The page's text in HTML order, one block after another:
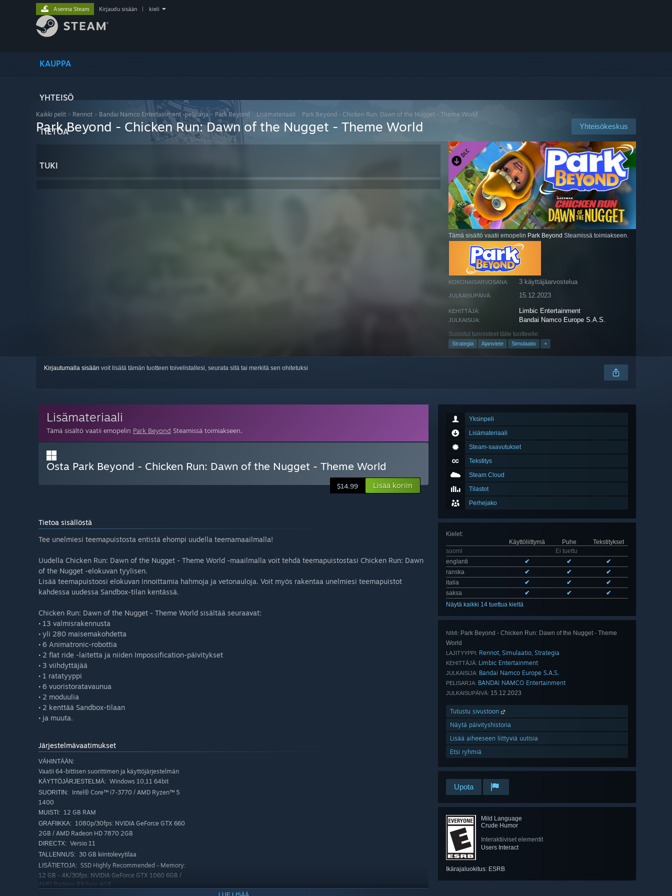
KAUPPA
YHTEISÖ
TIETOA
TUKI
Asenna Steam Kirjaudu sisään kieli
Kaikki pelit > Rennot > Bandai Namco Entertainment -pelisarja> Park Beyond Lisämateriaali Park Beyond - Chicken Run: Dawn of the Nugget - Theme World
Yhteisökeskus
Park Beyond - Chicken Run: Dawn of the Nugget - Theme World
Tämä sisältö vaatii emopelin Park Beyond Steamissä toimiakseen.
KOKONAISARVOSANA: 3 käyttäjäarvostelua
JULKAISUPÄIVÄ: 15.12.2023
KEHITTÄJÄ: Limbic Entertainment
JULKAISIJA: Bandai Namco Europe S.A.S.
Suositut tunnisteet tälle tuotteelle:
Strategia Ajanviete Simulaatio +
Kirjautumalla sisään voit lisätä tämän tuotteen toivelistallesi, seurata sitä tai merkitä sen ohitetuksi
Yksinpeli
Lisämateriaali
Steam-saavutukset
Tekstitys
Steam Cloud
Tilastot
Perhejako
Kielet:
Käyttöliittymä
Puhe
Tekstitykset
suomi
Ei tuettu
englanti
✔ ✔
✔
ranska
✔ ✔
✔
italia
✔ ✔
✔
saksa
✔ ✔
✔
Näytä kaikki 14 tuettua kieltä
NIMI: Park Beyond - Chicken Run: Dawn of the Nugget - Theme
World
LAJITYYPPI: Rennot, Simulaatio, Strategia
KEHITTÄJÄ: Limbic Entertainment
JULKAISIJA: Bandai Namco Europe S.A.S.
PELISARJA: BANDAI NAMCO Entertainment
JULKAISUPÄIVÄ: 15.12.2023
Tutustu sivustoon
Näytä päivityshistoria
Lisää aiheeseen liittyviä uutisia
Etsi ryhmiä
Upota
Mild Language
Crude Humor
Interaktiiviset elementit
Users Interact
Ikärajaluokitus: ESRB
Lisämateriaali
Tämä sisältö vaatii emopelin Park Beyond Steamissä toimiakseen.
Osta Park Beyond - Chicken Run: Dawn of the Nugget - Theme World
$14.99 Lisää koriin
Tietoa sisällöstä
Tee unelmiesi teemapuistosta entistä ehompi uudella teemamaailmalla!
Uudella Chicken Run: Dawn of the Nugget - Theme World -maailmalla voit tehdä teemapuistostasi Chicken Run: Dawn
of the Nugget -elokuvan tyylisen.
Lisää teemapuistoosi elokuvan innoittamia hahmoja ja vetonauloja. Voit myös rakentaa unelmiesi teemapuistot
kahdessa uudessa Sandbox-tilan kentässä.
Chicken Run: Dawn of the Nugget - Theme World sisältää seuraavat:
• 13 valmisrakennusta
• yli 280 maisemakohdetta
• 6 Animatronic-robottia
• 2 flat ride -laitetta ja niiden Impossification-päivitykset
• 3 viihdyttäjää
• 1 ratatyyppi
• 6 vuoristoratavaunua
• 2 moduulia
• 2 kenttää Sandbox-tilaan
• ja muuta.
Järjestelmävaatimukset
VÄHINTÄÄN:
Vaatii 64-bittisen suorittimen ja käyttöjärjestelmän
KÄYTTÖJÄRJESTELMÄ: Windows 10,11 64bit
SUORITIN: Intel® Core™ i7-3770 / AMD Ryzen™ 5
1400
MUISTI: 12 GB RAM
GRAFIIKKA: 1080p/30fps: NVIDIA GeForce GTX 660
2GB / AMD Radeon HD 7870 2GB
DIRECTX: Versio 11
TALLENNUS: 30 GB kiintolevytilaa
LISÄTIETOJA: SSD Highly Recommended - Memory:
12 GB - 4K/30fps: NVIDIA GeForce GTX 1060 6GB /
AMD Radeon R9 Fury 4GB